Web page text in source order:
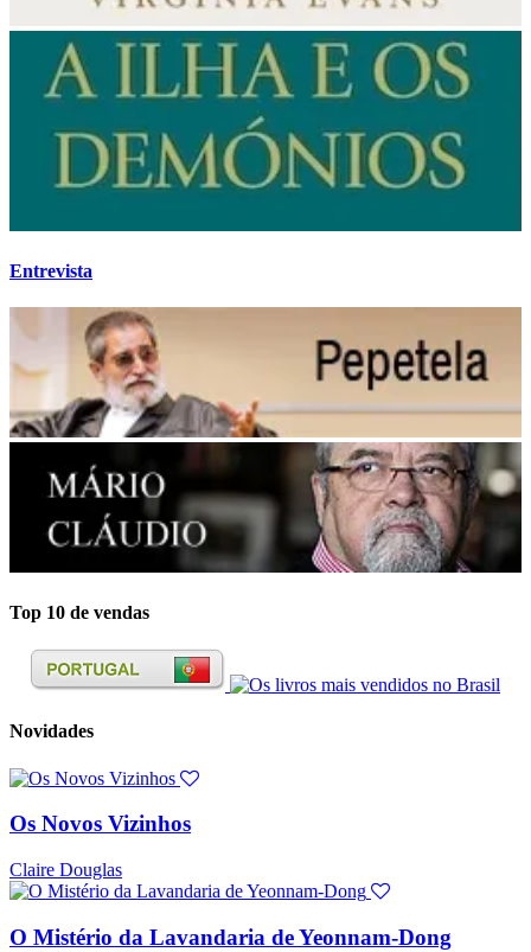
Entrevista
Top 10 de vendas
Novidades
Os Novos Vizinhos
Claire Douglas
O Mistério da Lavandaria de Yeonnam-Dong